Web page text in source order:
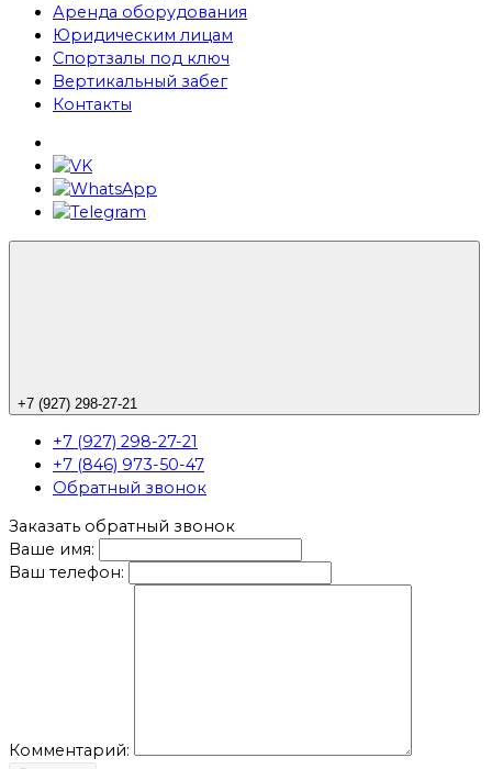
Аренда оборудования
Юридическим лицам
Спортзалы под ключ
Вертикальный забег
Контакты
+7 (927) 298-27-21
+7 (927) 298-27-21
+7 (846) 973-50-47
Обратный звонок
Заказать обратный звонок
Ваше имя:
Ваш телефон:
Комментарий: